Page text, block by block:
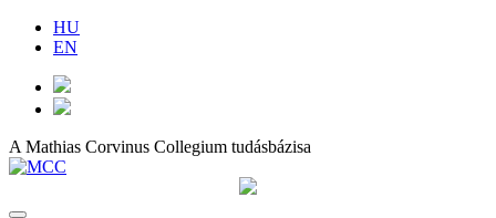
HU
EN
A Mathias Corvinus Collegium tudásbázisa